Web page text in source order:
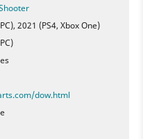
2021 (PS4, Xbox One)
dow.html